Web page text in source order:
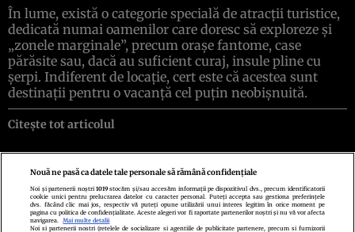
În lume, există o categorie specială de atracţii turistice,
dedicată numai oamenilor care doresc să exploreze şi
„zonele marginale”, precum oraşe fantome, case
părăsite sau, dacă au suficient curaj, insule pline cu
şerpi. Indiferent de locaţie, cert este că acestea sunt
destinaţii pentru o vacanţă cel puţin neobişnuită.
Citește tot articolul
Politica de confidenţialitatePolitica de cookiesTermeni şi condiţii
Echipa redacționalăContactSetări Cookies
Nouă ne pasă ca datele tale personale să rămână confidențiale
Noi și partenerii noștri1019 stocăm și/sau accesăm informații pe dispozitivul dvs., precum identificatorii
cookie unici pentru prelucrarea datelor cu caracter personal. Puteți accepta sau gestiona preferințele
dvs. făcând clic mai jos, respectiv vă puteți opune utilizării unui interes legitim în orice moment pe
pagina cu politica de confidențialitate. Aceste alegeri vor fi raportate partenerilor noștri și nu vă vor afecta
navigarea.
Mai multe detalii
Noi si partenerii nostri (retelele de socializare si agentiile de publicitate partenere, precum si furnizorii